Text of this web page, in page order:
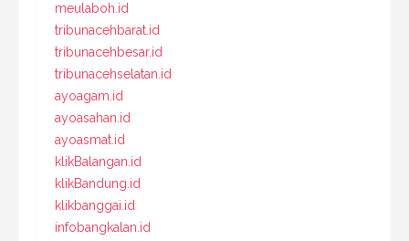
meulaboh.id
tribunacehbarat.id
tribunacehbesar.id
tribunacehselatan.id
ayoagam.id
ayoasahan.id
ayoasmat.id
klikBalangan.id
klikBandung.id
klikbanggai.id
infobangkalan.id